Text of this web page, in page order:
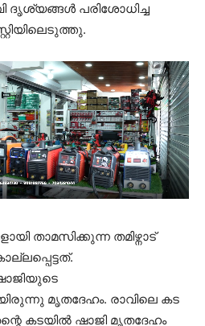
ദൃശ്യങ്ങൾ പരിശോധിച്ച
താമസിക്കുന്ന തമിഴ്നാട്
മൃതദേഹം. രാവിലെ കട
കടയിൽ ഷാജി മൃതദേഹം